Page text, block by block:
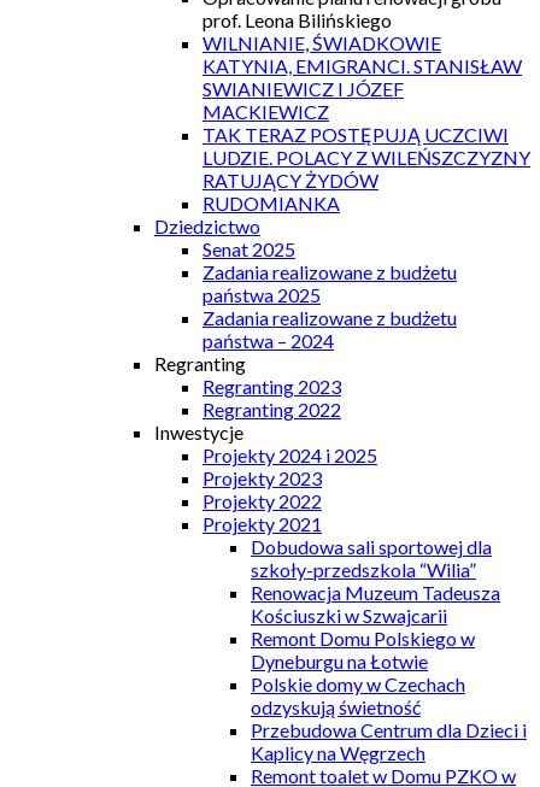
prof. Leona Bilińskiego
WILNIANIE, ŚWIADKOWIE
KATYNIA, EMIGRANCI. STANISŁAW
SWIANIEWICZ I JÓZEF
MACKIEWICZ
TAK TERAZ POSTĘPUJĄ UCZCIWI
LUDZIE. POLACY Z WILEŃSZCZYZNY
RATUJĄCY ŻYDÓW
RUDOMIANKA
Dziedzictwo
Senat 2025
Zadania realizowane z budżetu
państwa 2025
Zadania realizowane z budżetu
państwa – 2024
Regranting
Regranting 2023
Regranting 2022
Inwestycje
Projekty 2024 i 2025
Projekty 2023
Projekty 2022
Projekty 2021
Dobudowa sali sportowej dla
szkoły-przedszkola “Wilia”
Renowacja Muzeum Tadeusza
Kościuszki w Szwajcarii
Remont Domu Polskiego w
Dyneburgu na Łotwie
Polskie domy w Czechach
odzyskują świetność
Przebudowa Centrum dla Dzieci i
Kaplicy na Węgrzech
Remont toalet w Domu PZKO w